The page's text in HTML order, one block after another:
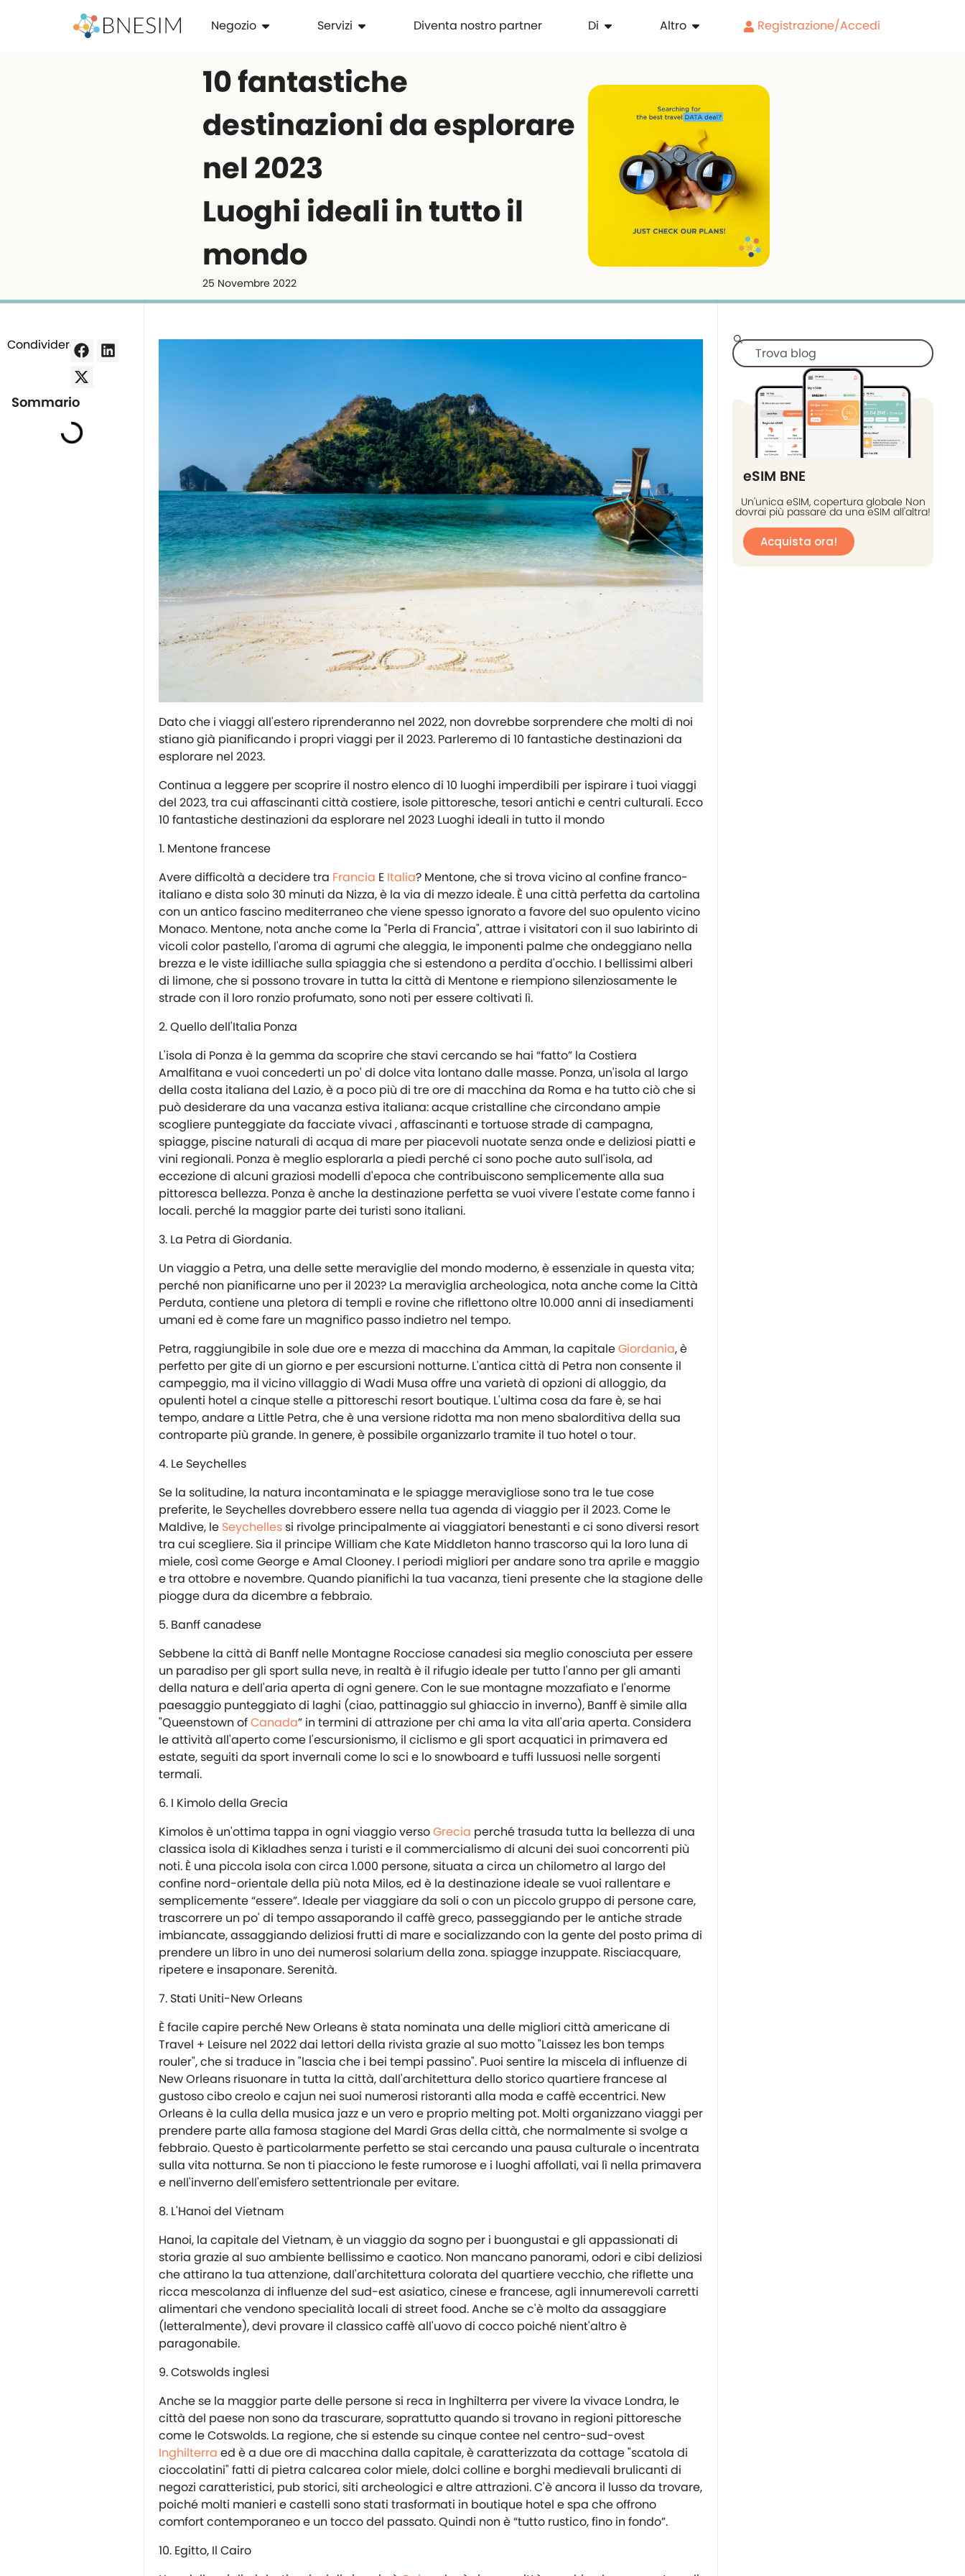
Negozio Servizi Diventa nostro partner Di Altro Registrazione/Accedi
10 fantastiche
destinazioni da esplorare
nel 2023
Luoghi ideali in tutto il
mondo
25 Novembre 2022
Condividere:
Sommario
Dato che i viaggi all'estero riprenderanno nel 2022, non dovrebbe sorprendere che molti di noi
stiano già pianificando i propri viaggi per il 2023. Parleremo di 10 fantastiche destinazioni da
esplorare nel 2023.
Continua a leggere per scoprire il nostro elenco di 10 luoghi imperdibili per ispirare i tuoi viaggi
del 2023, tra cui affascinanti città costiere, isole pittoresche, tesori antichi e centri culturali. Ecco
10 fantastiche destinazioni da esplorare nel 2023 Luoghi ideali in tutto il mondo
Mentone francese
Avere difficoltà a decidere tra Francia E Italia? Mentone, che si trova vicino al confine franco-
italiano e dista solo 30 minuti da Nizza, è la via di mezzo ideale. È una città perfetta da cartolina
con un antico fascino mediterraneo che viene spesso ignorato a favore del suo opulento vicino
Monaco. Mentone, nota anche come la "Perla di Francia", attrae i visitatori con il suo labirinto di
vicoli color pastello, l'aroma di agrumi che aleggia, le imponenti palme che ondeggiano nella
brezza e le viste idilliache sulla spiaggia che si estendono a perdita d'occhio. I bellissimi alberi
di limone, che si possono trovare in tutta la città di Mentone e riempiono silenziosamente le
strade con il loro ronzio profumato, sono noti per essere coltivati lì.
Quello dell'Italia Ponza
L'isola di Ponza è la gemma da scoprire che stavi cercando se hai “fatto” la Costiera
Amalfitana e vuoi concederti un po' di dolce vita lontano dalle masse. Ponza, un'isola al largo
della costa italiana del Lazio, è a poco più di tre ore di macchina da Roma e ha tutto ciò che si
può desiderare da una vacanza estiva italiana: acque cristalline che circondano ampie
scogliere punteggiate da facciate vivaci , affascinanti e tortuose strade di campagna,
spiagge, piscine naturali di acqua di mare per piacevoli nuotate senza onde e deliziosi piatti e
vini regionali. Ponza è meglio esplorarla a piedi perché ci sono poche auto sull'isola, ad
eccezione di alcuni graziosi modelli d'epoca che contribuiscono semplicemente alla sua
pittoresca bellezza. Ponza è anche la destinazione perfetta se vuoi vivere l'estate come fanno i
locali. perché la maggior parte dei turisti sono italiani.
La Petra di Giordania.
Un viaggio a Petra, una delle sette meraviglie del mondo moderno, è essenziale in questa vita;
perché non pianificarne uno per il 2023? La meraviglia archeologica, nota anche come la Città
Perduta, contiene una pletora di templi e rovine che riflettono oltre 10.000 anni di insediamenti
umani ed è come fare un magnifico passo indietro nel tempo.
Petra, raggiungibile in sole due ore e mezza di macchina da Amman, la capitaleGiordania, è
perfetto per gite di un giorno e per escursioni notturne. L'antica città di Petra non consente il
campeggio, ma il vicino villaggio di Wadi Musa offre una varietà di opzioni di alloggio, da
opulenti hotel a cinque stelle a pittoreschi resort boutique. L'ultima cosa da fare è, se hai
tempo, andare a Little Petra, che è una versione ridotta ma non meno sbalorditiva della sua
controparte più grande. In genere, è possibile organizzarlo tramite il tuo hotel o tour.
Le Seychelles
Se la solitudine, la natura incontaminata e le spiagge meravigliose sono tra le tue cose
preferite, le Seychelles dovrebbero essere nella tua agenda di viaggio per il 2023. Come le
Maldive, le Seychellessi rivolge principalmente ai viaggiatori benestanti e ci sono diversi resort
tra cui scegliere. Sia il principe William che Kate Middleton hanno trascorso qui la loro luna di
miele, così come George e Amal Clooney. I periodi migliori per andare sono tra aprile e maggio
e tra ottobre e novembre. Quando pianifichi la tua vacanza, tieni presente che la stagione delle
piogge dura da dicembre a febbraio.
Banff canadese
Sebbene la città di Banff nelle Montagne Rocciose canadesi sia meglio conosciuta per essere
un paradiso per gli sport sulla neve, in realtà è il rifugio ideale per tutto l'anno per gli amanti
della natura e dell'aria aperta di ogni genere. Con le sue montagne mozzafiato e l'enorme
paesaggio punteggiato di laghi (ciao, pattinaggio sul ghiaccio in inverno), Banff è simile alla
"Queenstown ofCanada” in termini di attrazione per chi ama la vita all'aria aperta. Considera
le attività all'aperto come l'escursionismo, il ciclismo e gli sport acquatici in primavera ed
estate, seguiti da sport invernali come lo sci e lo snowboard e tuffi lussuosi nelle sorgenti
termali.
I Kimolo della Grecia
Kimolos è un'ottima tappa in ogni viaggio versoGrecia perché trasuda tutta la bellezza di una
classica isola di Kikladhes senza i turisti e il commercialismo di alcuni dei suoi concorrenti più
noti. È una piccola isola con circa 1.000 persone, situata a circa un chilometro al largo del
confine nord-orientale della più nota Milos, ed è la destinazione ideale se vuoi rallentare e
semplicemente “essere”. Ideale per viaggiare da soli o con un piccolo gruppo di persone care,
trascorrere un po' di tempo assaporando il caffè greco, passeggiando per le antiche strade
imbiancate, assaggiando deliziosi frutti di mare e socializzando con la gente del posto prima di
prendere un libro in uno dei numerosi solarium della zona. spiagge inzuppate. Risciacquare,
ripetere e insaponare. Serenità.
Stati Uniti-New Orleans
È facile capire perché New Orleans è stata nominata una delle migliori città americane di
Travel + Leisure nel 2022 dai lettori della rivista grazie al suo motto "Laissez les bon temps
rouler", che si traduce in "lascia che i bei tempi passino". Puoi sentire la miscela di influenze di
New Orleans risuonare in tutta la città, dall'architettura dello storico quartiere francese al
gustoso cibo creolo e cajun nei suoi numerosi ristoranti alla moda e caffè eccentrici. New
Orleans è la culla della musica jazz e un vero e proprio melting pot. Molti organizzano viaggi per
prendere parte alla famosa stagione del Mardi Gras della città, che normalmente si svolge a
febbraio. Questo è particolarmente perfetto se stai cercando una pausa culturale o incentrata
sulla vita notturna. Se non ti piacciono le feste rumorose e i luoghi affollati, vai lì nella primavera
e nell'inverno dell'emisfero settentrionale per evitare.
L'Hanoi del Vietnam
Hanoi, la capitale del Vietnam, è un viaggio da sogno per i buongustai e gli appassionati di
storia grazie al suo ambiente bellissimo e caotico. Non mancano panorami, odori e cibi deliziosi
che attirano la tua attenzione, dall'architettura colorata del quartiere vecchio, che riflette una
ricca mescolanza di influenze del sud-est asiatico, cinese e francese, agli innumerevoli carretti
alimentari che vendono specialità locali di street food. Anche se c'è molto da assaggiare
(letteralmente), devi provare il classico caffè all'uovo di cocco poiché nient'altro è
paragonabile.
Cotswolds inglesi
Anche se la maggior parte delle persone si reca in Inghilterra per vivere la vivace Londra, le
città del paese non sono da trascurare, soprattutto quando si trovano in regioni pittoresche
come le Cotswolds. La regione, che si estende su cinque contee nel centro-sud-ovest
Inghilterra ed è a due ore di macchina dalla capitale, è caratterizzata da cottage "scatola di
cioccolatini" fatti di pietra calcarea color miele, dolci colline e borghi medievali brulicanti di
negozi caratteristici, pub storici, siti archeologici e altre attrazioni. C'è ancora il lusso da trovare,
poiché molti manieri e castelli sono stati trasformati in boutique hotel e spa che offrono
comfort contemporaneo e un tocco del passato. Quindi non è “tutto rustico, fino in fondo”.
Egitto, Il Cairo
eSIM BNE
Un'unica eSIM, copertura globale Non
dovrai più passare da una eSIM all'altra!
Acquista ora!